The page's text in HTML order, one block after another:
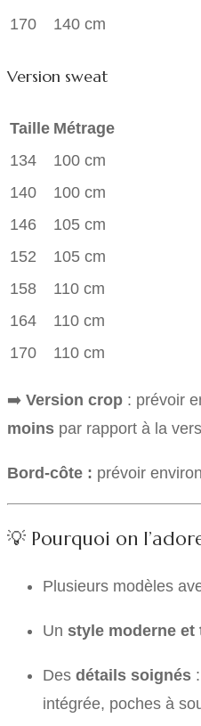
170
140 cm
Version sweat
Taille Métrage
134
100 cm
140
100 cm
146
105 cm
152
105 cm
158
110 cm
164
110 cm
170
110 cm
➡️ Version crop : prévoir
moins par rapport à la
Bord-côte : prévoir environ
💡 Pourquoi on
Plusieurs modèles
Un style moderne et
Des détails soignés
intégrée, poches à